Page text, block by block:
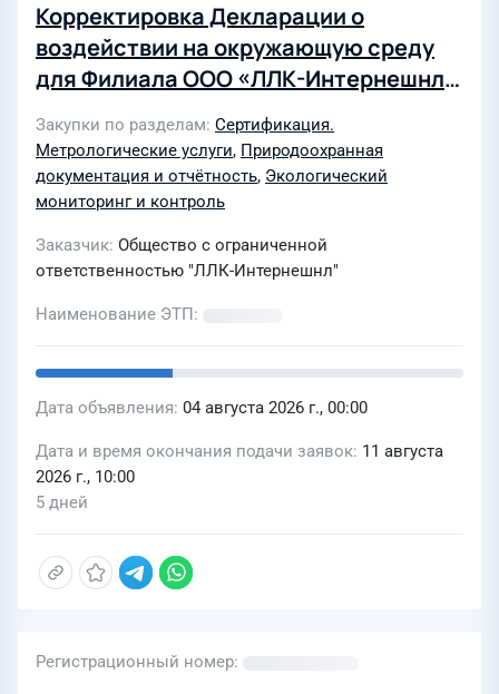
Корректировка Декларации о
воздействии на окружающую среду
для Филиала ООО «ЛЛК-Интернешнл»
«Битумные технологии» г.
Екатеринбург
Закупки по разделам Сертификация.
Метрологические услуги, Природоохранная
документация и отчётность, Экологический
мониторинг и контроль
Заказчик Общество с ограниченной
ответственностью "ЛЛК-Интернешнл"
Наименование ЭТП
Дата объявления 04 августа 2026 г., 00:00
Дата и время окончания подачи заявок 11 августа
2026 г., 10:00
5 дней
Регистрационный номер